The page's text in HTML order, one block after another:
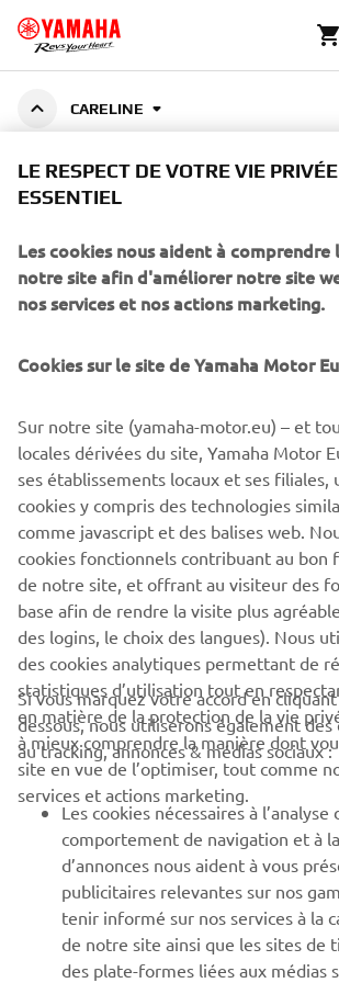
CARELINE
YAMALUBE CARELINE
Specially developed cleaners, greases,
fluids for Yamaha motorcycles, outboards,
CORPORATE
BUSINESS
PLUS DE YAMAHA
SOUTIEN
BULLETIN
Soyez le premier à connaître les dernières
spéciaux, les nouveautés et bien plus encore
S'ABONNER
Lisez notre politique de confidentialité pour
nous traitons vos données personnelles :
LE RESPECT DE VOTRE VIE
ESSENTIEL
Les cookies nous aident à comprendre
notre site afin d'améliorer notre site
nos services et nos actions marketing.
Cookies sur le site de Yamaha Motor
Sur notre site (yamaha-motor.eu) – et
locales dérivées du site, Yamaha Motor
ses établissements locaux et ses filiales,
cookies y compris des technologies
comme javascript et des balises web.
cookies fonctionnels contribuant au bon
de notre site, et offrant au visiteur des
base afin de rendre la visite plus
des logins, le choix des langues). Nous
des cookies analytiques permettant de
statistiques d’utilisation tout en
en matière de la protection de la vie
à mieux comprendre la manière dont
site en vue de l’optimiser, tout comme
services et actions marketing.
Si vous marquez votre accord en
dessous, nous utiliserons également
au tracking, annonces & médias sociaux :
Les cookies nécessaires à l’analyse
comportement de navigation et à
d’annonces nous aident à vous
publicitaires relevantes sur nos
tenir informé sur nos services à la
de notre site ainsi que les sites de
des plate-formes liées aux médias